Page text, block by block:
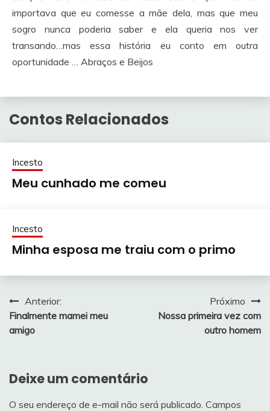
importava que eu comesse a mãe dela, mas que meu
sogro nunca poderia saber e ela queria nos ver
transando…mas essa história eu conto em outra
oportunidade … Abraços e Beijos
Contos Relacionados
Incesto
Meu cunhado me comeu
Incesto
Minha esposa me traiu com o primo
Navegação
de
Anterior:
Finalmente mamei meu
amigo
Próximo
Nossa primeira vez com
outro homem
Deixe um comentário
O seu endereço de e-mail não será publicado. Campos